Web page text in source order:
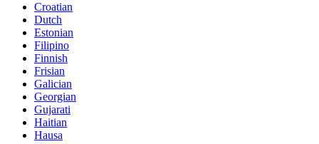
Croatian
Dutch
Estonian
Filipino
Finnish
Frisian
Galician
Georgian
Gujarati
Haitian
Hausa